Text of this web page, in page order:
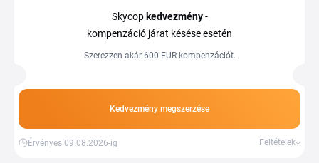
Skycop kedvezmény-
kompenzáció járat késése esetén
Szerezzen akár 600 EUR kompenzációt.
Kedvezmény megszerzése
Érvényes 09.08.2026-ig Feltételek